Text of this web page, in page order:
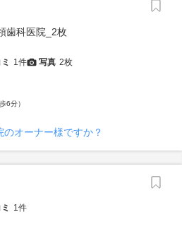
1件 写真 2枚
6分）
のオーナー様ですか？
1件